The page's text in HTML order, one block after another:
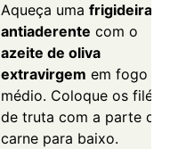
Aqueça uma frigideira
antiaderente com o
azeite de oliva
extravirgem em fogo
médio. Coloque os filés
de truta com a parte da
carne para baixo.